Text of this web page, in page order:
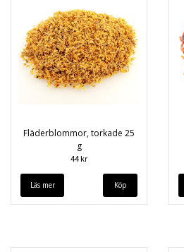
Fläderblommor, torkade 25
g
44 kr
Läs mer